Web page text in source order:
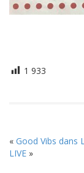
1 933
« Good Vibs dans
LIVE »